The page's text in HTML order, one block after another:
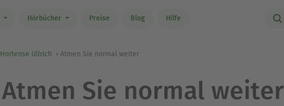
Hörbücher Preise Blog Hilfe
Hortense Ullrich Atmen Sie normal weiter
Atmen Sie normal weiter